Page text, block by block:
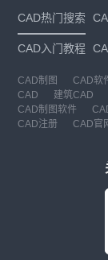
CAD热门搜索
CAD入门教程
CAD制图 CAD软
CAD
建筑CAD
CAD制图软件
CAD注册
CAD官